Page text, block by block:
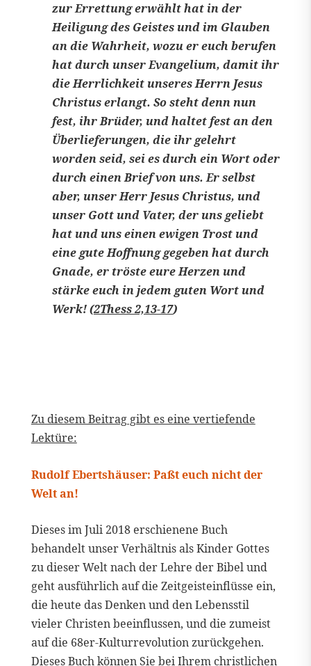
zur Errettung erwählt hat in der
Heiligung des Geistes und im Glauben
an die Wahrheit, wozu er euch berufen
hat durch unser Evangelium, damit ihr
die Herrlichkeit unseres Herrn Jesus
Christus erlangt. So steht denn nun
fest, ihr Brüder, und haltet fest an den
Überlieferungen, die ihr gelehrt
worden seid, sei es durch ein Wort oder
durch einen Brief von uns. Er selbst
aber, unser Herr Jesus Christus, und
unser Gott und Vater, der uns geliebt
hat und uns einen ewigen Trost und
eine gute Hoffnung gegeben hat durch
Gnade, er tröste eure Herzen und
stärke euch in jedem guten Wort und
Werk! (2Thess 2,13-17)
Zu diesem Beitrag gibt es eine vertiefende
Lektüre:
Rudolf Ebertshäuser: Paßt euch nicht der
Welt an!
Dieses im Juli 2018 erschienene Buch
behandelt unser Verhältnis als Kinder Gottes
zu dieser Welt nach der Lehre der Bibel und
geht ausführlich auf die Zeitgeisteinflüsse ein,
die heute das Denken und den Lebensstil
vieler Christen beeinflussen, und die zumeist
auf die 68er-Kulturrevolution zurückgehen.
Dieses Buch können Sie bei Ihrem christlichen